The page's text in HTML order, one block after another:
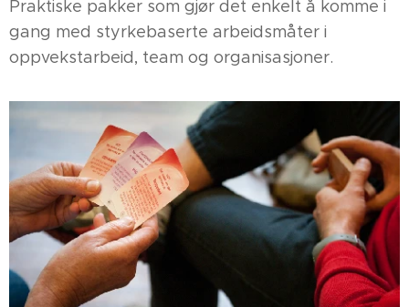
Praktiske pakker som gjør det enkelt å komme i
gang med styrkebaserte arbeidsmåter i
oppvekstarbeid, team og organisasjoner.